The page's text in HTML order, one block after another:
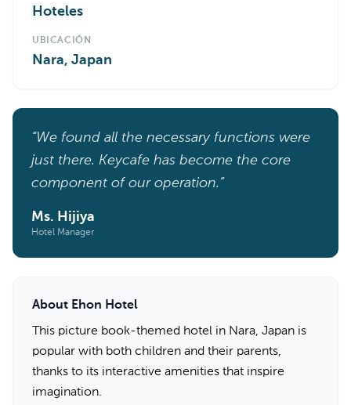
Hoteles
UBICACIÓN
Nara, Japan
“We found all the necessary functions were
just there. Keycafe has become the core
component of our operation.”
Ms. Hijiya
Hotel Manager
About Ehon Hotel
This picture book-themed hotel in Nara, Japan is
popular with both children and their parents,
thanks to its interactive amenities that inspire
imagination.